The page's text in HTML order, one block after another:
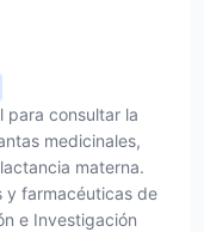
para consultar la
medicinales,
materna.
y farmacéuticas de
e Investigación